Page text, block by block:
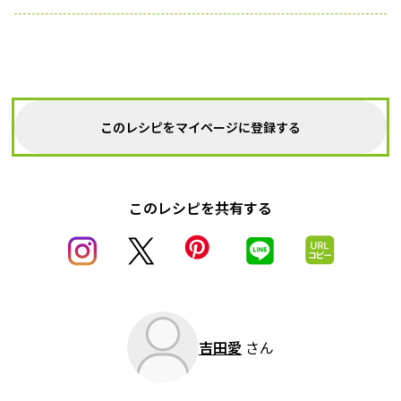
このレシピをマイページに登録する
このレシピを共有する
吉田愛 さん